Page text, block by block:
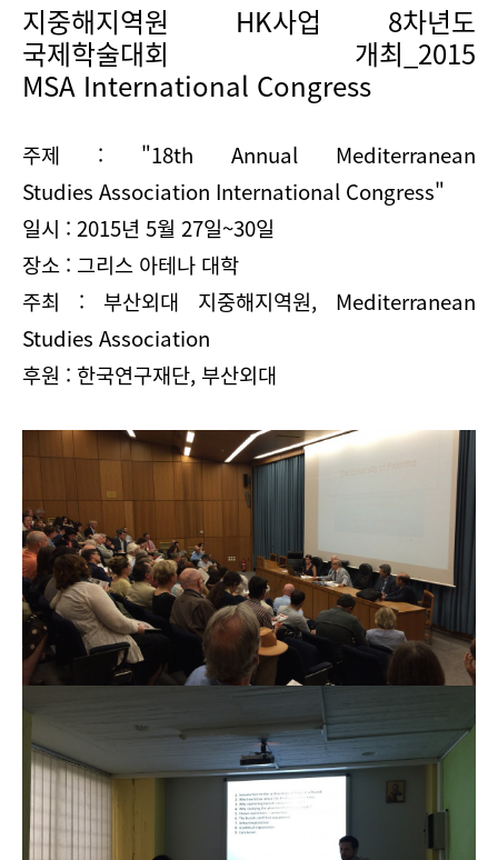
지중해지역원 HK사업 8차년도
국제학술대회 개최_ 2015
MSA International Congress
주제 : "18th Annual Mediterranean
Studies Association International Congress"
일시 : 2015년 5월 27일~30일
장소 : 그리스 아테나 대학
주최 : 부산외대 지중해지역원, Mediterranean
Studies Association
후원 : 한국연구재단, 부산외대